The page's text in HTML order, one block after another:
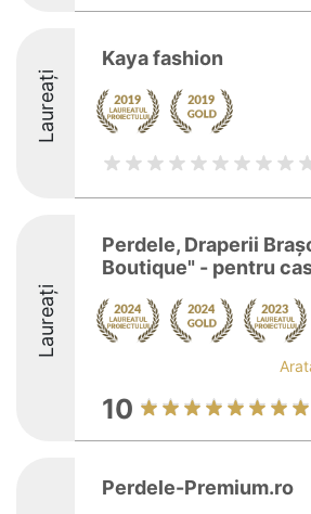
Laureați
Kaya fashion
Laureați
Perdele, Draperii
Boutique" - pentru
10
Perdele-Premium.ro